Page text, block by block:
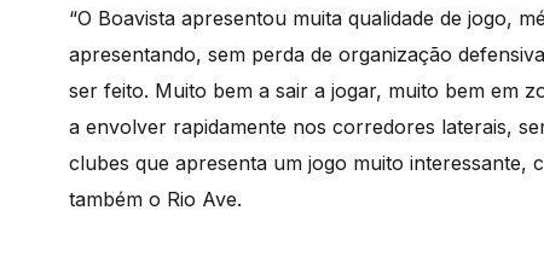
“O Boavista apresentou muita qualidade de jogo,
apresentando, sem perda de organização
ser feito. Muito bem a sair a jogar, muito bem em
a envolver rapidamente nos corredores laterais,
clubes que apresenta um jogo muito interessante,
também o Rio Ave.